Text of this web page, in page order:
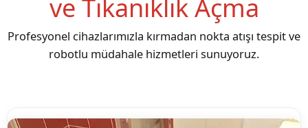
ve Tıkanıklık Açma
Profesyonel cihazlarımızla kırmadan nokta atışı tespit ve
robotlu müdahale hizmetleri sunuyoruz.